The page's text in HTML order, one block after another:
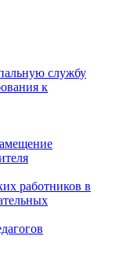
службу
к
работников в